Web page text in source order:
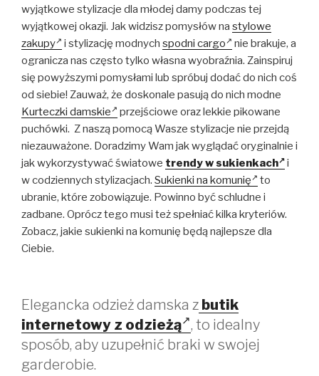
wyjątkowe stylizacje dla młodej damy podczas tej
wyjątkowej okazji. Jak widzisz pomysłów na stylowe
zakupy
i stylizację modnych spodni cargo
nie brakuje, a
ogranicza nas często tylko własna wyobraźnia. Zainspiruj
się powyższymi pomysłami lub spróbuj dodać do nich coś
od siebie! Zauważ, że doskonale pasują do nich modne
Kurteczki damskie
przejściowe oraz lekkie pikowane
puchówki. Z naszą pomocą Wasze stylizacje nie przejdą
niezauważone. Doradzimy Wam jak wyglądać oryginalnie i
jak wykorzystywać światowe trendy w sukienkach
i
w codziennych stylizacjach. Sukienki na komunię
to
ubranie, które zobowiązuje. Powinno być schludne i
zadbane. Oprócz tego musi też spełniać kilka kryteriów.
Zobacz, jakie sukienki na komunię będą najlepsze dla
Ciebie.
Elegancka odzież damska z butik
internetowy z odzieżą , to idealny
sposób, aby uzupełnić braki w swojej
garderobie.